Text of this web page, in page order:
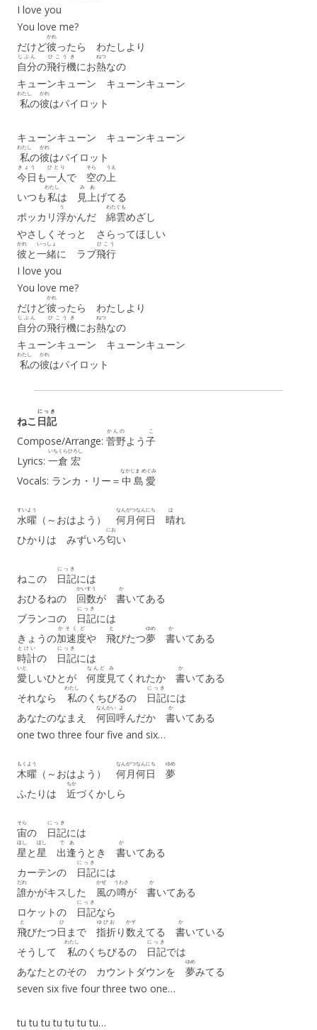
I love you
You love me?
だけど彼
かれ
ったら わたしより
自分
じぶん
の飛行機
ひこうき
にお熱
ねつ
なの
キューンキューン キューンキューン
私
わたし
の彼
かれ
はパイロット
キューンキューン キューンキューン
私
わたし
の彼
かれ
はパイロット
今日
きょう
も一人
ひとり
で 空
そら
の上
うえ
いつも私
わたし
は 見上
みあ
げてる
ポッカリ浮
う
かんだ 綿雲
わたぐも
めざし
やさしくそっと さらってほしい
彼
かれ
と一緒
いっしょ
に ラブ飛行
ひこう
I love you
You love me?
だけど彼
かれ
ったら わたしより
自分
じぶん
の飛行機
ひこうき
にお熱
ねつ
なの
キューンキューン キューンキューン
私
わたし
の彼
かれ
はパイロット
ねこ 日記
にっき
Compose/Arrange: 菅野
かんの
よう子
こ
Lyrics: 一倉
いちくら
宏
ひろし
Vocals: ランカ・リー＝ 中島愛
なかじま めぐみ
水曜
すいよう
（～おはよう） 何月
なんがつ
何日
なんにち
晴
は
れ
ひかりは みずいろ匂
にお
い
ねこの 日記
にっき
には
おひるねの 回数
かいすう
が 書
か
いてある
ブランコの
日記
にっき
には
きょうの加速度
かそくど
や 飛
と
びたつ夢
ゆめ
書
か
いてある
時計
とけい
の 日記
にっき
には
愛
いと
しいひとが 何度
なんど
見
み
てくれたか 書
か
いてある
それなら 私
わたし
のくちびるの 日記
にっき
には
あなたのなまえ 何回
なんかい
呼
よ
んだか 書
か
いてある
one two three four five and six…
木曜
もくよう
（～おはよう） 何月
なんがつ
何日
なんにち
夢
ゆめ
ふたりは 近
ちか
づくかしら
宙
そら
の 日記
にっき
には
星
ほし
と星
ほし
出逢
であ
うとき 書
か
いてある
カーテンの
日記
にっき
には
誰
だれ
かがキスした 風
かぜ
の噂
うわさ
が 書
か
いてある
ロケットの
日記
にっき
なら
飛
と
びたつ日
ひ
まで 指折
ゆびお
り数
かぞ
えてる 書
か
いている
そうして 私
わたし
のくちびるの 日記
にっき
では
あなたとのその カウントダウンを 夢
ゆめ
みてる
seven six five four three two one…
tu tu tu tu tu tu tu…